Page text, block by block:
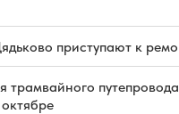
приступают к
трамвайного